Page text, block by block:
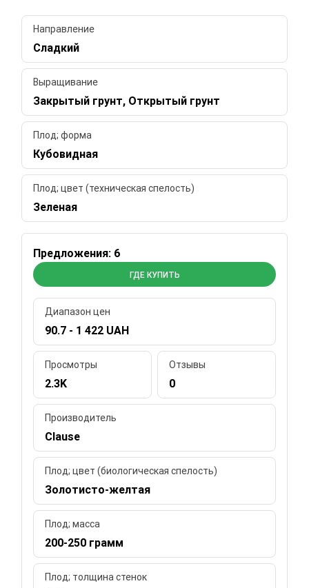
Направление
Сладкий
Выращивание
Закрытый грунт, Открытый грунт
Плод; форма
Кубовидная
Плод; цвет (техническая спелость)
Зеленая
Предложения: 6
ГДЕ КУПИТЬ
Диапазон цен
90.7 - 1 422 UAH
Просмотры
2.3K
Отзывы
0
Производитель
Clause
Плод; цвет (биологическая спелость)
Золотисто-желтая
Плод; масса
200-250 грамм
Плод; толщина стенок